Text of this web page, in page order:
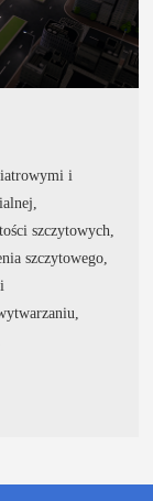
i
szczytowych,
szczytowego,